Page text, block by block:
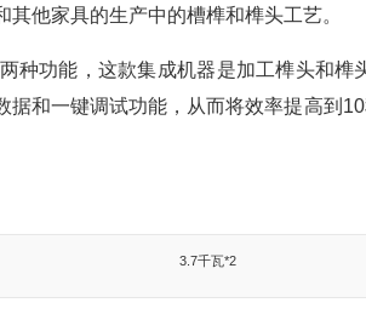
其他家具的生产中的槽榫和榫头工艺。
种功能，这款集成机器是加工榫头和榫
和一键调试功能，从而将效率提高到
3.7千瓦*2